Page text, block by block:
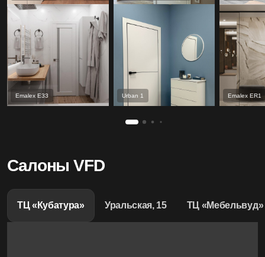
Emalex Е33 Urban 1 Emalex ER1
Салоны VFD
ТЦ «Кубатура» Уральская, 15 ТЦ «Мебельвуд»